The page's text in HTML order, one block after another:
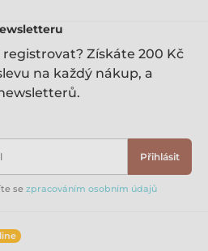
registrovat? Získáte 200 Kč
na každý nákup, a
Přihlásit
se zpracováním osobním údajů